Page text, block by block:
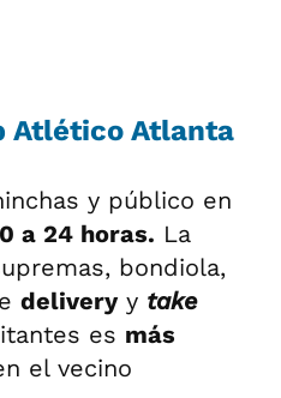
Atlético Atlanta
y público en
a 24 horas. La
bondiola,
deliveryy take
es más
el vecino